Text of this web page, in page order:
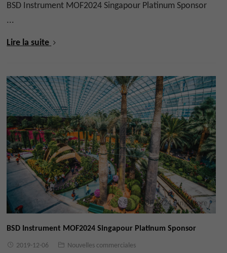
BSD Instrument MOF2024 Singapour Platinum Sponsor
...
Lire la suite
BSD Instrument MOF2024 Singapour Platinum Sponsor
2019-12-06 Nouvelles commerciales